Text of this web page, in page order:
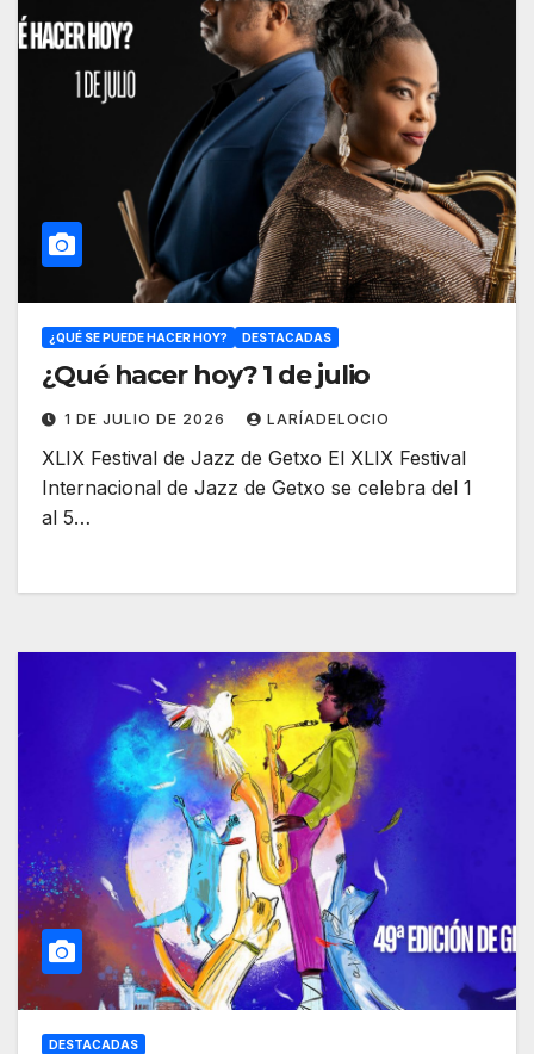
¿QUÉ SE PUEDE HACER HOY? DESTACADAS
¿Qué hacer hoy? 1 de julio
1 DE JULIO DE 2026 LARÍADELOCIO
XLIX Festival de Jazz de Getxo El XLIX Festival
Internacional de Jazz de Getxo se celebra del 1
al 5…
DESTACADAS